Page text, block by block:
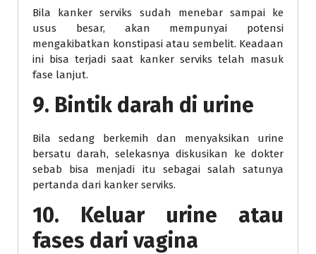
Bila kanker serviks sudah menebar sampai ke
usus besar, akan mempunyai potensi
mengakibatkan konstipasi atau sembelit. Keadaan
ini bisa terjadi saat kanker serviks telah masuk
fase lanjut.
9. Bintik darah di urine
Bila sedang berkemih dan menyaksikan urine
bersatu darah, selekasnya diskusikan ke dokter
sebab bisa menjadi itu sebagai salah satunya
pertanda dari kanker serviks.
10. Keluar urine atau
fases dari vagina